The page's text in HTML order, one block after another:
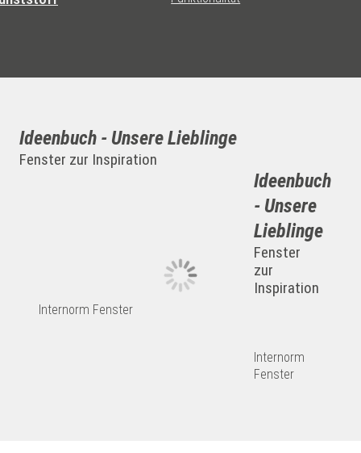
Ideenbuch - Unsere Lieblinge
Fenster zur Inspiration
Internorm Fenster
Ideenbuch
- Unsere
Lieblinge
Fenster
zur
Inspiration
Internorm
Fenster